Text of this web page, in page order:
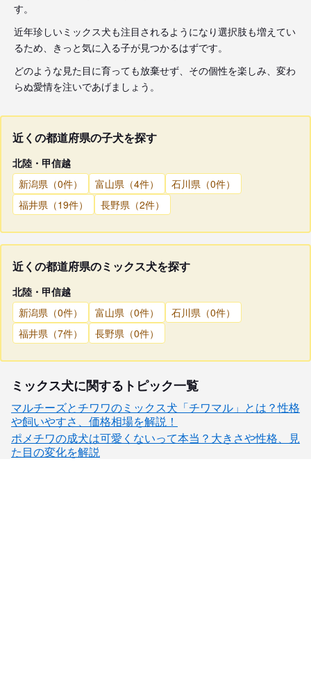
す。
近年珍しいミックス犬も注目されるようになり選択肢も増えてい
るため、きっと気に入る子が見つかるはずです。
どのような見た目に育っても放棄せず、その個性を楽しみ、変わ
らぬ愛情を注いであげましょう。
近くの都道府県の子犬を探す
北陸・甲信越
新潟県（0件）
富山県（4件）
石川県（0件）
福井県（19件）
長野県（2件）
近くの都道府県のミックス犬を探す
北陸・甲信越
新潟県（0件）
富山県（0件）
石川県（0件）
福井県（7件）
長野県（0件）
ミックス犬に関するトピック一覧
マルチーズとチワワのミックス犬「チワマル」とは？性格
や飼いやすさ、価格相場を解説！
ポメチワの成犬は可愛くないって本当？大きさや性格、見
た目の変化を解説